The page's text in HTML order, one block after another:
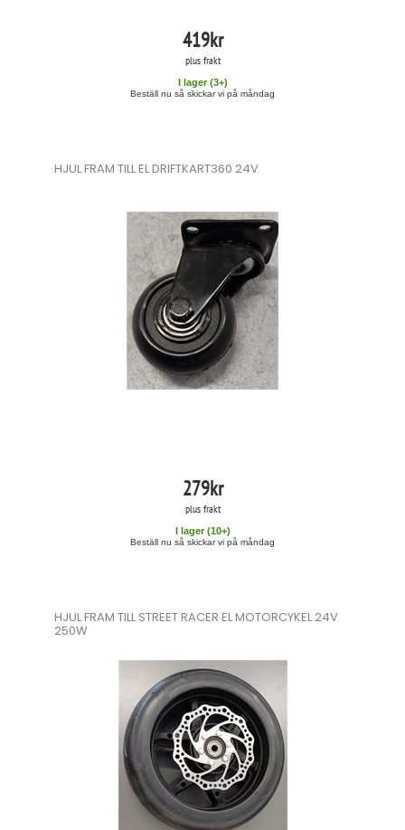
419kr
plus frakt
I lager (3+)
Beställ nu så skickar vi på måndag
HJUL FRAM TILL EL DRIFTKART360 24V
279kr
plus frakt
I lager (10+)
Beställ nu så skickar vi på måndag
HJUL FRAM TILL STREET RACER EL MOTORCYKEL 24V
250W